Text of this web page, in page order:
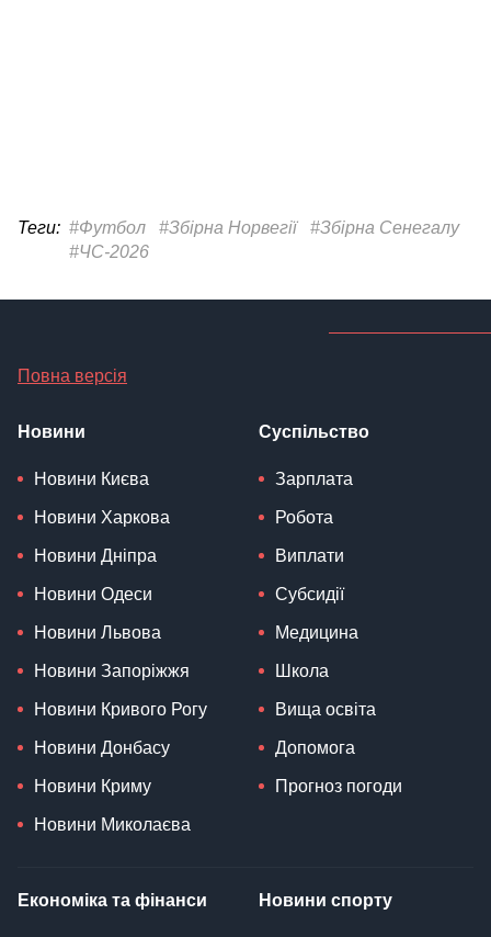
Теги: #Футбол #Збірна Норвегії
#Збірна Сенегалу
#ЧС-2026
Повна версія
Новини
Новини Києва
Новини Харкова
Новини Дніпра
Новини Одеси
Новини Львова
Новини Запоріжжя
Новини Кривого Рогу
Новини Донбасу
Новини Криму
Новини Миколаєва
Суспільство
Зарплата
Робота
Виплати
Субсидії
Медицина
Школа
Вища освіта
Допомога
Прогноз погоди
Економіка та фінанси Новини спорту